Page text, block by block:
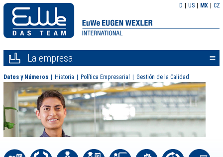
D US MX CZ
La empresa <<
Datos y Números Historia Política Empresarial Gestión de la Calidad